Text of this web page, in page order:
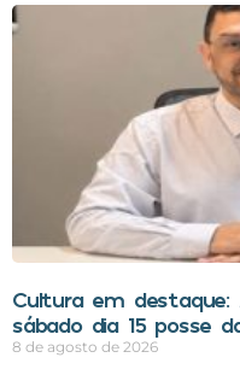
Cultura em destaque:
sábado dia 15 posse
8 de agosto de 2026